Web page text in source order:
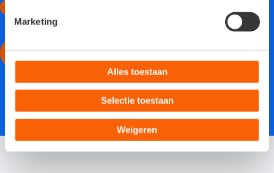
Marketing
Alles toestaan
Selectie toestaan
Weigeren
Start de keuzehulp Pakketten bekijken